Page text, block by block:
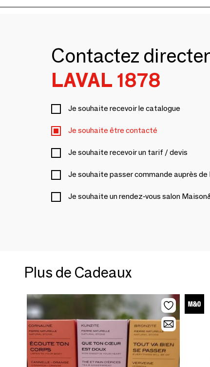
Contactez
LAVAL 1878
Je souhaite recevoir le catalogue
Je souhaite être contacté
Je souhaite recevoir un tarif / devis
Je souhaite passer commande auprès de
Je souhaite un rendez-vous salon
Plus de Cadeaux